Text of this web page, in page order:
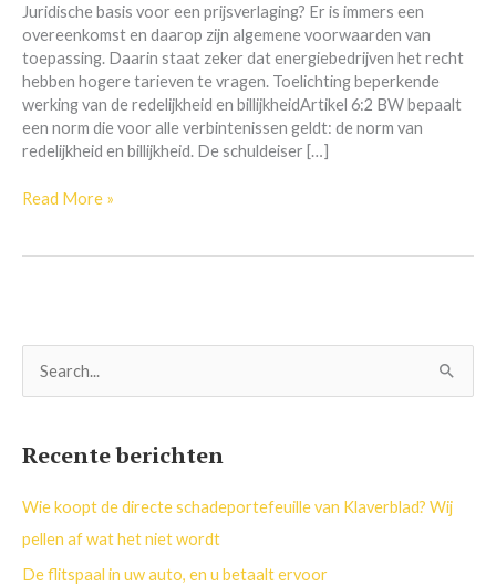
Juridische basis voor een prijsverlaging? Er is immers een
overeenkomst en daarop zijn algemene voorwaarden van
toepassing. Daarin staat zeker dat energiebedrijven het recht
hebben hogere tarieven te vragen. Toelichting beperkende
werking van de redelijkheid en billijkheidArtikel 6:2 BW bepaalt
een norm die voor alle verbintenissen geldt: de norm van
redelijkheid en billijkheid. De schuldeiser […]
Read More »
n
a
a
Recente berichten
Wie koopt de directe schadeportefeuille van Klaverblad? Wij
pellen af wat het niet wordt
De flitspaal in uw auto, en u betaalt ervoor